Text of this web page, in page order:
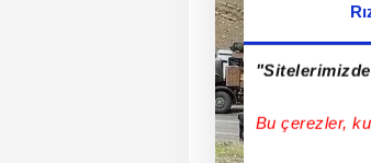
Bu çerezler,